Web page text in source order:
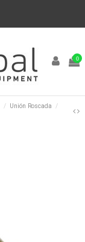
0
Unión Roscada